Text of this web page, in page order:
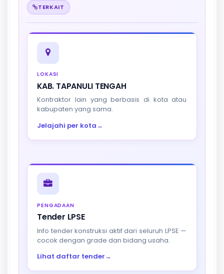
TERKAIT
LOKASI
KAB. TAPANULI TENGAH
Kontraktor lain yang berbasis di kota atau
kabupaten yang sama.
Jelajahi per kota→
PENGADAAN
Tender LPSE
Info tender konstruksi aktif dari seluruh LPSE —
cocok dengan grade dan bidang usaha.
Lihat daftar tender→